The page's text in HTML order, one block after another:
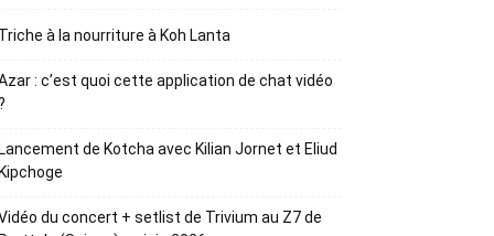
Triche à la nourriture à Koh Lanta
: c’est quoi cette application de chat vidéo
Lancement de Kotcha avec Kilian Jornet et Eliud
Kipchoge
du concert + setlist de Trivium au Z7 de